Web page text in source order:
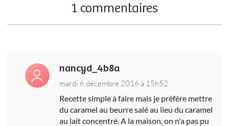
1 commentaires
nancyd_4b8a
mardi 6 décembre 2016 à 15h52
Recette simple à faire mais je préfère mettre
du caramel au beurre salé au lieu du caramel
au lait concentré. A la maison, on n'a pas pu